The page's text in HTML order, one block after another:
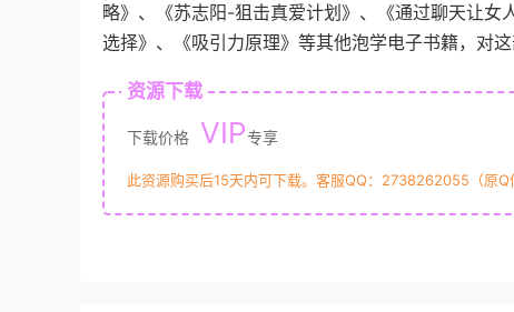
略》、《苏志阳-狙击真爱计划》、《通过聊天让
选择》、《吸引力原理》等其他泡学电子书籍，对
资源下载
下载价格 VIP专享
此资源购买后15天内可下载。客服QQ：2738262055（原Q